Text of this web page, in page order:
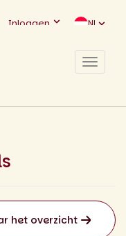
Inloggen NL
Toggle
het overzicht